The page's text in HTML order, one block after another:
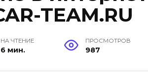
TEAM.RU
НА ЧТЕНИЕ
6 мин.
ПРОСМОТРОВ
987